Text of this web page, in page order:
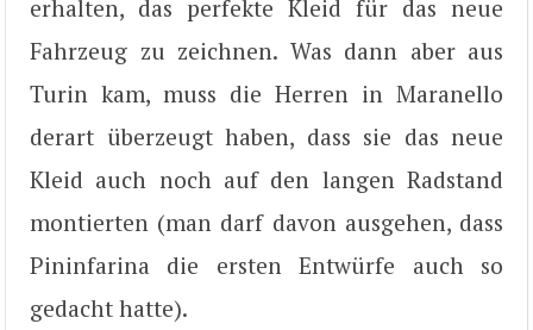
erhalten, das perfekte Kleid für das neue
Fahrzeug zu zeichnen. Was dann aber aus
Turin kam, muss die Herren in Maranello
derart überzeugt haben, dass sie das neue
Kleid auch noch auf den langen Radstand
montierten (man darf davon ausgehen, dass
Pininfarina die ersten Entwürfe auch so
gedacht hatte).